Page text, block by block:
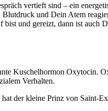
vertieft sind – ein
und Dein Atem
und gereizt, dann ist auch
Kuschelhormon Oxytocin.
Verhalten.
der kleine Prinz von Saint-